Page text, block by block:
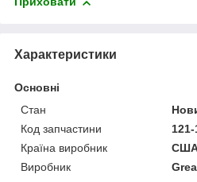
Характеристики
Основні
Стан
Код запчастини
Країна виробник
Виробник